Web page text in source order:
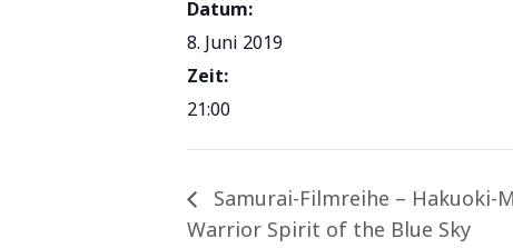
Datum:
8. Juni 2019
Zeit:
21:00
Samurai-Filmreihe – Hakuoki-
Warrior Spirit of the Blue Sky